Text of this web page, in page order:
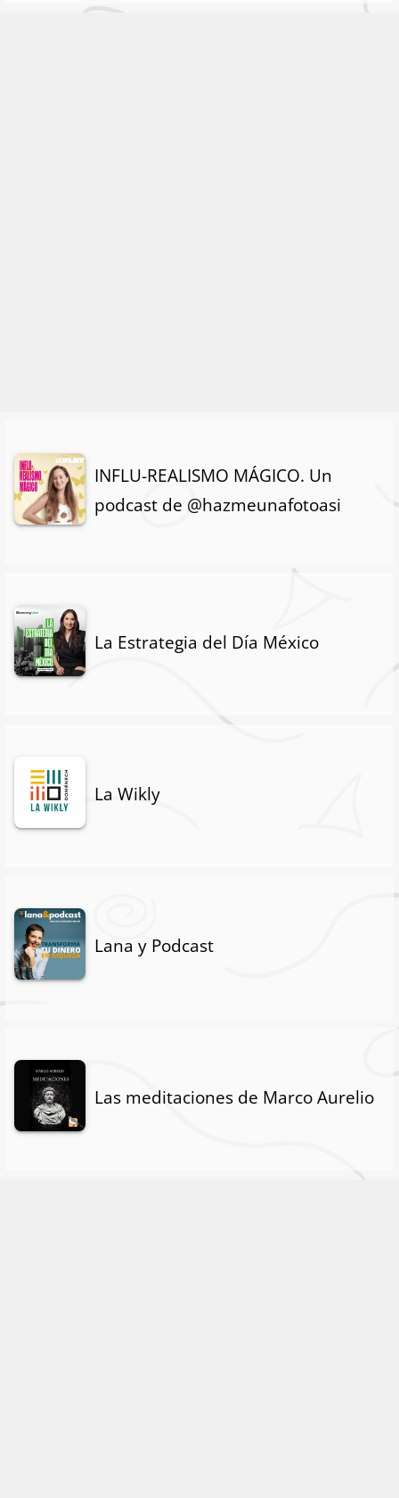
INFLU-REALISMO MÁGICO. Un
podcast de @hazmeunafotoasi
La Estrategia del Día México
La Wikly
Lana y Podcast
Las meditaciones de Marco Aurelio